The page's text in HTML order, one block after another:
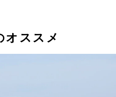
オススメ